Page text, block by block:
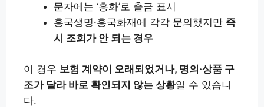
문자에는 ‘흥화’로 출금 표시
흥국생명·흥국화재에 각각 문의했지만 즉
시 조회가 안 되는 경우
이 경우 보험 계약이 오래되었거나, 명의·상품 구
조가 달라 바로 확인되지 않는 상황일 수 있습니
다.